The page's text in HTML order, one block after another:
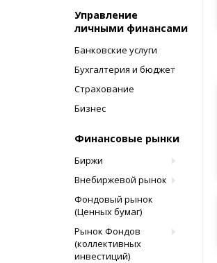
Управление
личными финансами
Банковские услуги
Бухгалтерия и бюджет
Страхование
Бизнес
Финансовые рынки
Биржи
Внебиржевой рынок
Фондовый рынок
(Ценных бумаг)
Рынок Фондов
(коллективных
инвестиций)